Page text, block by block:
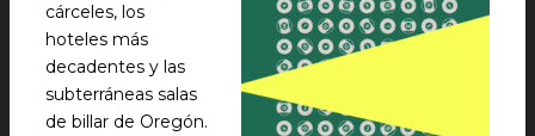
cárceles, los
hoteles más
decadentes y las
subterráneas salas
de billar de Oregón.